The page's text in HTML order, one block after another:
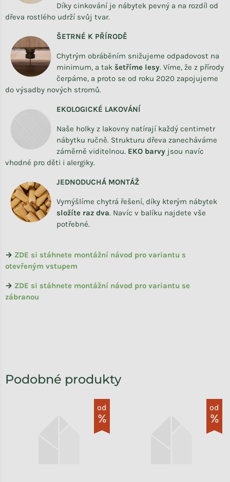
Díky cinkování je nábytek pevný a na rozdíl od
dřeva rostlého udrží svůj tvar.
ŠETRNÉ K PŘÍRODĚ
Chytrým obráběním snižujeme odpadovost na
minimum, a tak šetříme lesy. Víme, že z přírody
čerpáme, a proto se od roku 2020 zapojujeme
do výsadby nových stromů.
EKOLOGICKÉ LAKOVÁNÍ
Naše holky z lakovny natírají každý centimetr
nábytku ručně. Strukturu dřeva zanecháváme
záměrně viditelnou. EKO barvy jsou navíc
vhodné pro děti i alergiky.
JEDNODUCHÁ MONTÁŽ
Vymýšlíme chytrá řešení, díky kterým nábytek
složíte raz dva. Navíc v balíku najdete vše
potřebné.
→ ZDE si stáhnete montážní návod pro variantu s
otevřeným vstupem
→ ZDE si stáhnete montážní návod pro variantu se
zábranou
od od